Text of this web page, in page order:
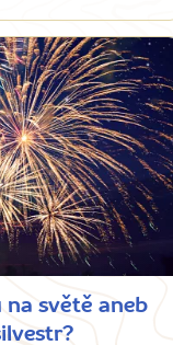
na světě aneb